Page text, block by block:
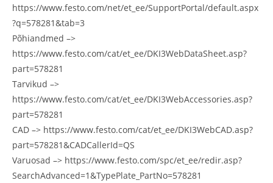
https://www.festo.com/net/et_ee/SupportPortal/default.aspx
?q=578281&tab=3
Põhiandmed –>
https://www.festo.com/cat/et_ee/DKI3WebDataSheet.asp?
part=578281
Tarvikud –>
https://www.festo.com/cat/et_ee/DKI3WebAccessories.asp?
part=578281
CAD –> https://www.festo.com/cat/et_ee/DKI3WebCAD.asp?
part=578281&CADCallerId=QS
Varuosad –> https://www.festo.com/spc/et_ee/redir.asp?
SearchAdvanced=1&TypePlate_PartNo=578281